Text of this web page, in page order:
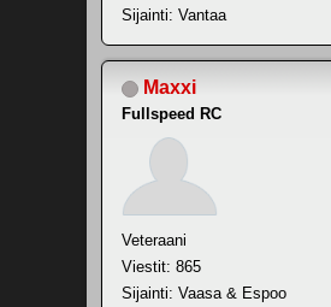
Sijainti: Vantaa
Maxxi
Fullspeed RC
Veteraani
Viestit: 865
Sijainti: Vaasa & Espoo